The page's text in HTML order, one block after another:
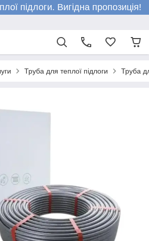
підлоги. Вигідна пропозиція!
Труба для теплої підлоги Труба